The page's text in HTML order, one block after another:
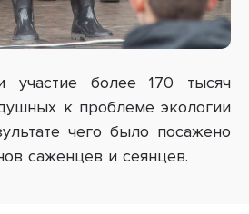
участие более 170 тысяч
к проблеме экологии
чего было посажено
саженцев и сеянцев.